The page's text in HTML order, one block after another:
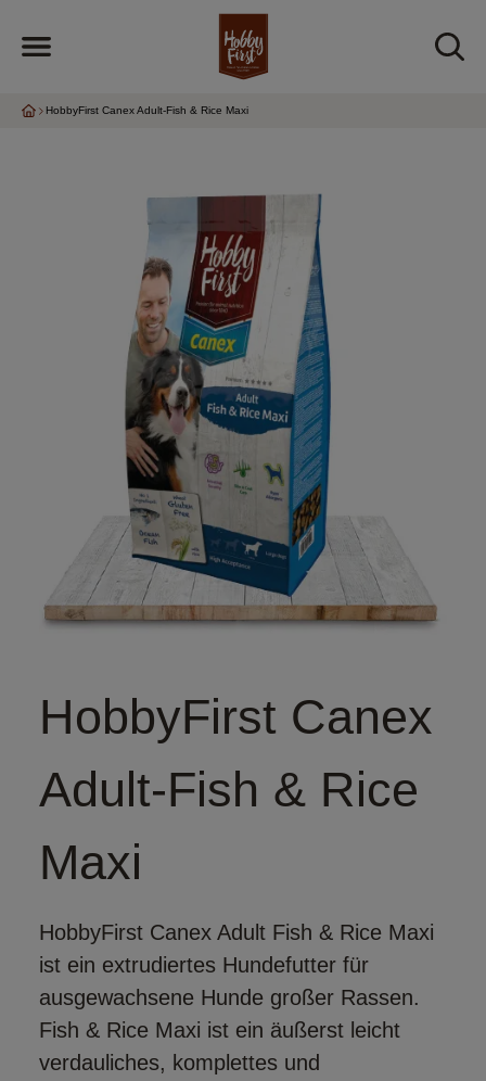
HobbyFirst Canex Adult-Fish & Rice Maxi
HobbyFirst Canex
Adult-Fish & Rice
Maxi
HobbyFirst Canex Adult Fish & Rice Maxi
ist ein extrudiertes Hundefutter für
ausgewachsene Hunde großer Rassen.
Fish & Rice Maxi ist ein äußerst leicht
verdauliches, komplettes und